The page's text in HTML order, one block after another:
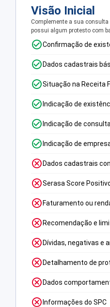
Visão Inicial
Complemente a sua consulta
possui algum protesto com
Confirmação de
Dados cadastrais
Situação na Receita
Indicação de
Indicação de
Indicação de
Dados cadastrais
Serasa Score
Faturamento ou
Recomendação e
Dívidas, negativas e
Detalhamento de
Dados
Informações do SPC